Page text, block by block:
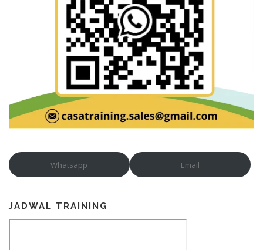
Whatsapp Email
JADWAL TRAINING